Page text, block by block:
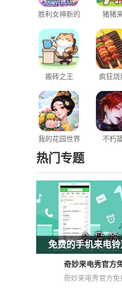
胜利女神新的
希望
猪猪
搬砖之王 疯狂烧
我的花园世界 不朽
热门专题
免费的手机来电
免费的手机来电
设置手机来电铃声是
奇妙来电秀官方
奇妙来电秀官方免